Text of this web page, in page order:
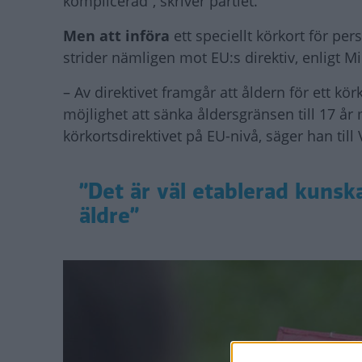
Men att införa ett speciellt körkort för
strider nämligen mot EU:s direktiv, enligt
– Av direktivet framgår att åldern för ett
möjlighet att sänka åldersgränsen till 17
körkortsdirektivet på EU-nivå, säger han till
”Det är väl etablerad
äldre”